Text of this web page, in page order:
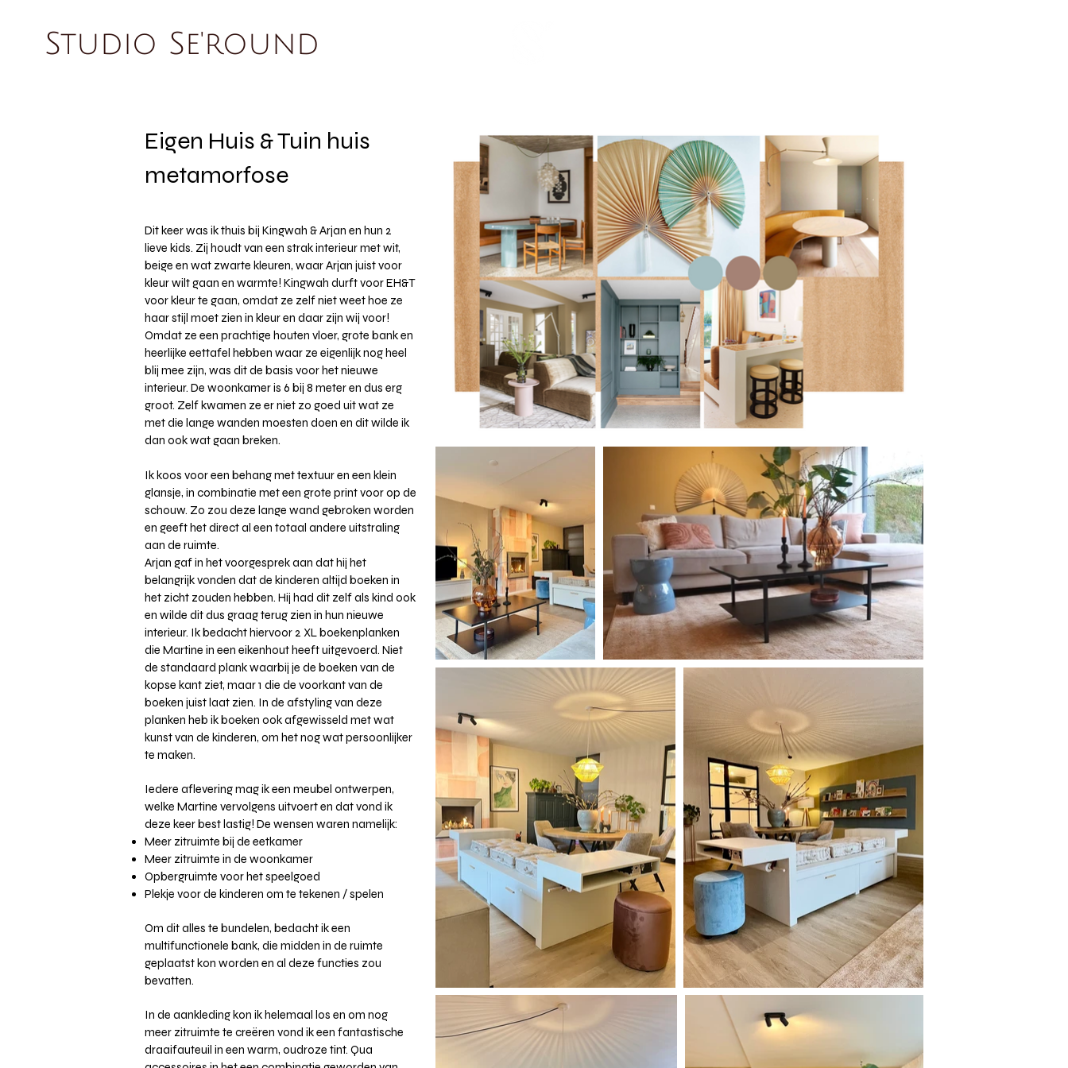
Studio Se'round
Eigen Huis & Tuin huis
metamorfose
Dit keer was ik thuis bij Kingwah & Arjan en hun 2
lieve kids. Zij houdt van een strak interieur met wit,
beige en wat zwarte kleuren, waar Arjan juist voor
kleur wilt gaan en warmte! Kingwah durft voor EH&T
voor kleur te gaan, omdat ze zelf niet weet hoe ze
haar stijl moet zien in kleur en daar zijn wij voor!
Omdat ze een prachtige houten vloer, grote bank en
heerlijke eettafel hebben waar ze eigenlijk nog heel
blij mee zijn, was dit de basis voor het nieuwe
interieur. De woonkamer is 6 bij 8 meter en dus erg
groot. Zelf kwamen ze er niet zo goed uit wat ze
met die lange wanden moesten doen en dit wilde ik
dan ook wat gaan breken.
Ik koos voor een behang met textuur en een klein
glansje, in combinatie met een grote print voor op de
schouw. Zo zou deze lange wand gebroken worden
en geeft het direct al een totaal andere uitstraling
aan de ruimte.
Arjan gaf in het voorgesprek aan dat hij het
belangrijk vonden dat de kinderen altijd boeken in
het zicht zouden hebben. Hij had dit zelf als kind ook
en wilde dit dus graag terug zien in hun nieuwe
interieur. Ik bedacht hiervoor 2 XL boekenplanken
die Martine in een eikenhout heeft uitgevoerd. Niet
de standaard plank waarbij je de boeken van de
kopse kant ziet, maar 1 die de voorkant van de
boeken juist laat zien. In de afstyling van deze
planken heb ik boeken ook afgewisseld met wat
kunst van de kinderen, om het nog wat persoonlijker
te maken.
Iedere aflevering mag ik een meubel ontwerpen,
welke Martine vervolgens uitvoert en dat vond ik
deze keer best lastig! De wensen waren namelijk:
Meer zitruimte bij de eetkamer
Meer zitruimte in de woonkamer
Opbergruimte voor het speelgoed
Plekje voor de kinderen om te tekenen / spelen
Om dit alles te bundelen, bedacht ik een
multifunctionele bank, die midden in de ruimte
geplaatst kon worden en al deze functies zou
bevatten.
In de aankleding kon ik helemaal los en om nog
meer zitruimte te creëren vond ik een fantastische
draaifauteuil in een warm, oudroze tint. Qua